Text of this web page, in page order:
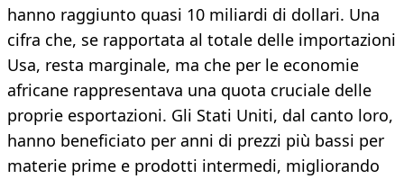
hanno raggiunto quasi 10 miliardi di dollari. Una
cifra che, se rapportata al totale delle importazioni
Usa, resta marginale, ma che per le economie
africane rappresentava una quota cruciale delle
proprie esportazioni. Gli Stati Uniti, dal canto loro,
hanno beneficiato per anni di prezzi più bassi per
materie prime e prodotti intermedi, migliorando